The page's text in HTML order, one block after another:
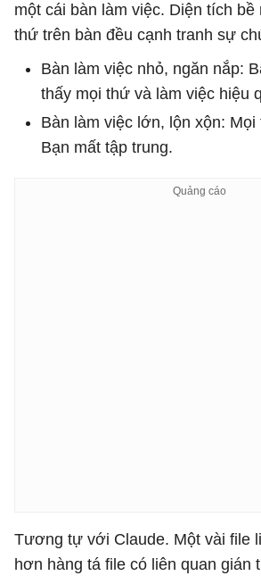
một cái bàn làm việc. Diện tích bề
thứ trên bàn đều cạnh tranh sự
Bàn làm việc nhỏ, ngăn nắp:
thấy mọi thứ và làm việc hiệu
Bàn làm việc lớn, lộn xộn:
Bạn mất tập trung.
Tương tự với Claude. Một vài file
hơn hàng tá file có liên quan gián